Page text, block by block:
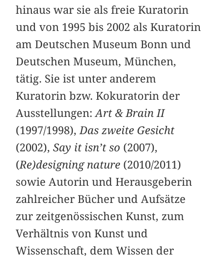
hinaus war sie als freie Kuratorin
und von 1995 bis 2002 als Kuratorin
am Deutschen Museum Bonn und
Deutschen Museum, München,
tätig. Sie ist unter anderem
Kuratorin bzw. Kokuratorin der
Ausstellungen:Art & Brain II
(1997/1998),Das zweite Gesicht
(2002),Say it isn’t so (2007),
(Re)designing nature (2010/2011)
sowie Autorin und Herausgeberin
zahlreicher Bücher und Aufsätze
zur zeitgenössischen Kunst, zum
Verhältnis von Kunst und
Wissenschaft, dem Wissen der